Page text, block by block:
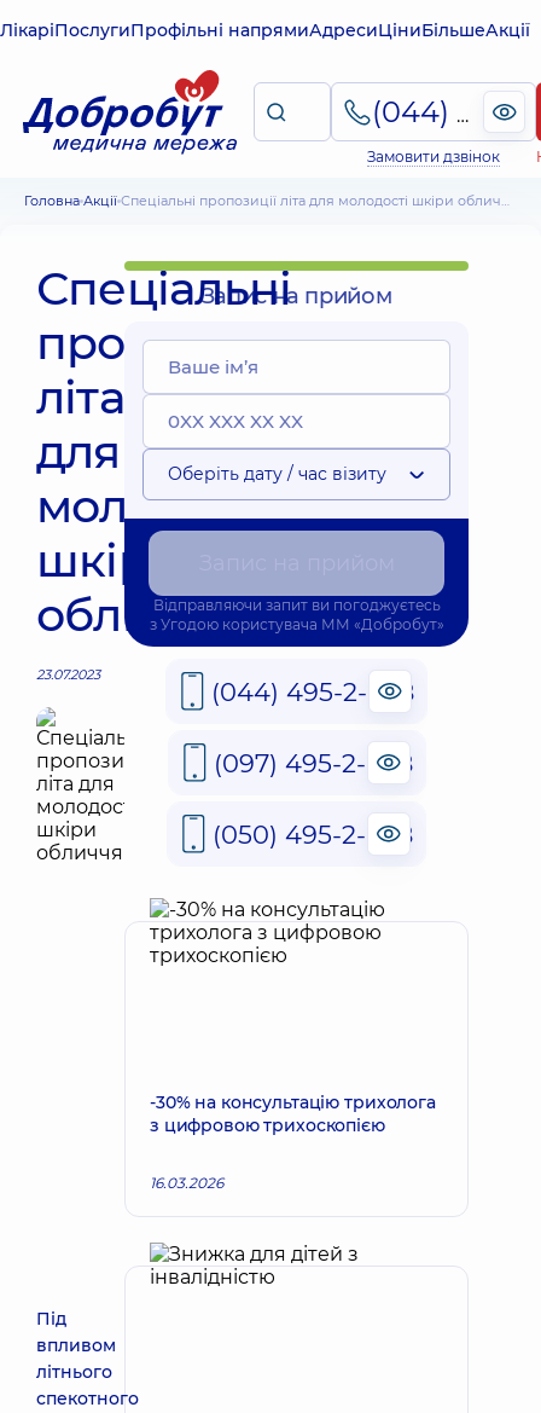
ЛікаріПослугиПрофільні напрямиАдресиЦіниБільшеАкції
(044) 495-2-888
Замовити дзвінок
Головна Акції Спеціальні пропозиції літа для молодості шкіри обличчя
Спеціальні
пропозиції
літа
для
молодості
шкіри
обличчя
23.07.2023
Під
впливом
літнього
спекотного
Запис на прийом
Оберіть дату / час візиту
Відправляючи запит ви погоджуєтесь
з Угодою користувача ММ «Добробут»
(044) 495-2-888
(097) 495-2-888
(050) 495-2-888
-30% на консультацію трихолога
з цифровою трихоскопією
16.03.2026